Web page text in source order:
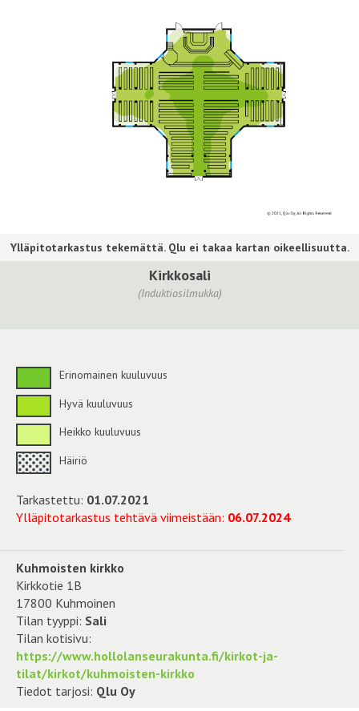
Kirkkosali
(Induktiosilmukka)
Erinomainen kuuluvuus
Hyvä kuuluvuus
Heikko kuuluvuus
Häiriö
Tarkastettu: 01.07.2021
Ylläpitotarkastus tehtävä viimeistään: 06.07.2024
Kuhmoisten kirkko
Kirkkotie 1B
17800 Kuhmoinen
Tilan tyyppi: Sali
Tilan kotisivu:
https://www.hollolanseurakunta.fi/kirkot-ja-
tilat/kirkot/kuhmoisten-kirkko
Tiedot tarjosi: Qlu Oy